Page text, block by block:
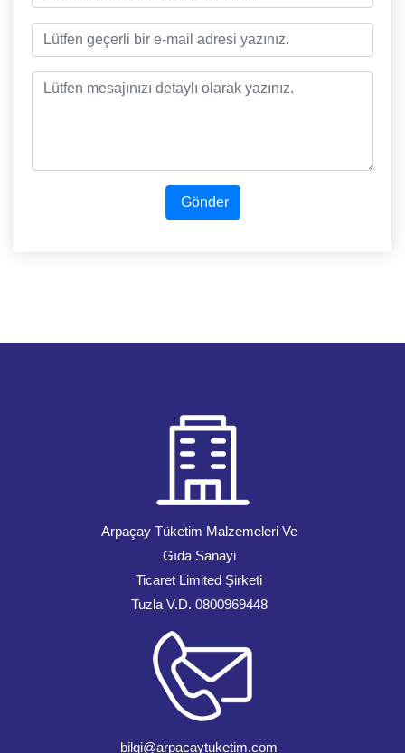
Gönder
Arpaçay Tüketim Malzemeleri Ve
Gıda Sanayi
Ticaret Limited Şirketi
Tuzla V.D. 0800969448
bilgi@arpacaytuketim.com